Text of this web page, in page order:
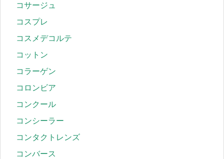
コサージュ
コスプレ
コスメデコルテ
コットン
コラーゲン
コロンビア
コンクール
コンシーラー
コンタクトレンズ
コンバース